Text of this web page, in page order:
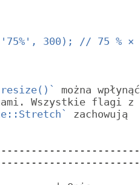
300); // 75 % ×
można
Wszystkie flagi z
zachowują